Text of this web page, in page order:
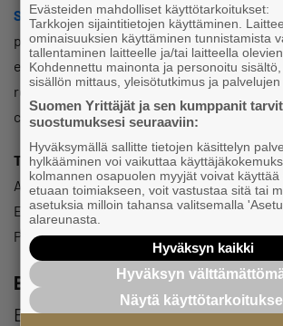
Sole entrepreneur counselling:No matter
problem is, our counselling service,
entrepreneurs running their businesses
ready to help you with your everyday
call!
Turun Yrittäjät ry office and event info:
Address: Brahenkatu 20, 2nd floor, 20100
Email: turun@yrittajat.fi
Phone: 050 384 5456
Billing Information:
E-invoice address: 003714918170
Evästeiden mahdolliset käyttötarkoitukset:
Tarkkojen sijaintitietojen käyttäminen.
ominaisuuksien käyttäminen tunnistamista
tallentaminen laitteelle ja/tai laitteella
Kohdennettu mainonta ja personoitu
sisällön mittaus, yleisötutkimus ja palvelujen
Suomen Yrittäjät ja sen kumppanit
suostumuksesi seuraaviin:
Hyväksymällä sallitte tietojen käsittelyn
hylkääminen voi vaikuttaa
kolmannen osapuolen myyjät voivat käyttää
etuaan toimiakseen, voit vastustaa sitä tai
asetuksia milloin tahansa valitsemalla
alareunasta.
Hyväksyn kaikki
Hyväksyn
Näytä